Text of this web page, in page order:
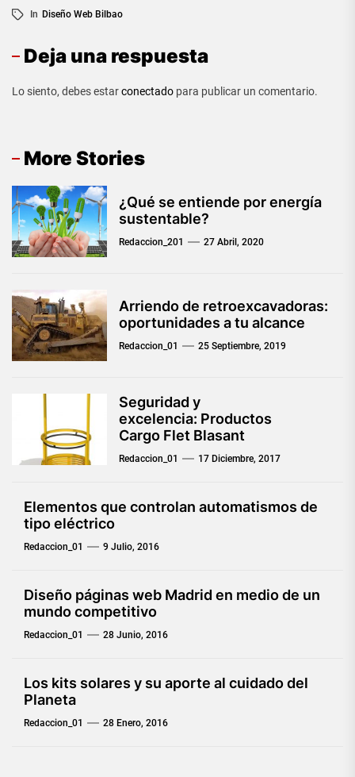
In Diseño Web Bilbao
Deja una respuesta
Lo siento, debes estarconectado para publicar un comentario.
More Stories
¿Qué se entiende por energía
sustentable?
Redaccion_201 27 Abril, 2020
Arriendo de retroexcavadoras:
oportunidades a tu alcance
Redaccion_01 25 Septiembre, 2019
Seguridad y
excelencia: Productos
Cargo Flet Blasant
Redaccion_01 17 Diciembre, 2017
Elementos que controlan automatismos de
tipo eléctrico
Redaccion_01 9 Julio, 2016
Diseño páginas web Madrid en medio de un
mundo competitivo
Redaccion_01 28 Junio, 2016
Los kits solares y su aporte al cuidado del
Planeta
Redaccion_01 28 Enero, 2016